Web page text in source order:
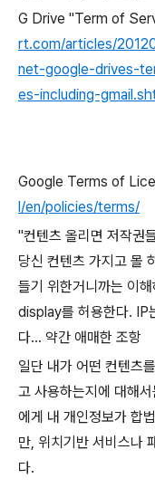
G Drive "Term of
rt.com/articles/
net-google-drives-
es-including-
Google Terms of
l/en/policies/terms/
"컨텐츠 올리면 저작권
당신 컨텐츠 가지고 몰
들기 위한거니까는 이
display를 허용한다. IP
다... 약간 애매한 조항
일단 내가 어떤 컨텐츠
고 사용하는지에 대해
에게 내 개인정보가 합
만, 위치기반 서비스나
다.